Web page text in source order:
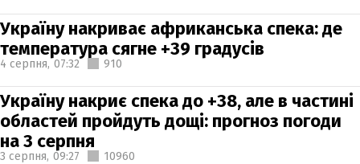
Україну накриває африканська спека: де
температура сягне +39 градусів
4 серпня, 07:32 910
Україну накриє спека до +38, але в частині
областей пройдуть дощі: прогноз погоди
на 3 серпня
3 серпня, 09:27 10960